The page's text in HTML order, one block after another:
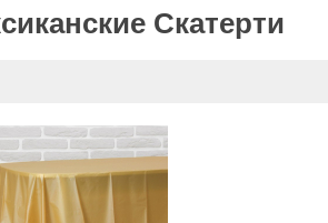
Скатерти